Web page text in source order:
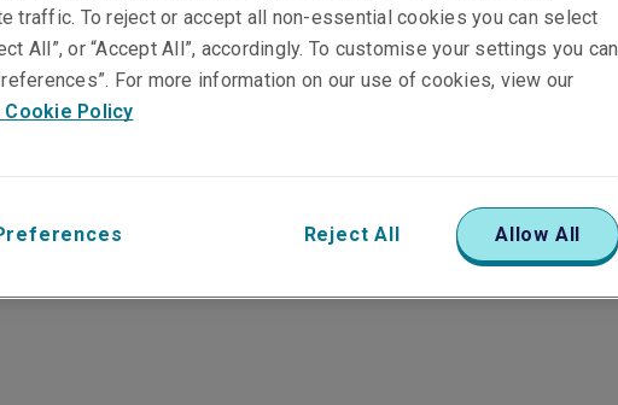
traffic. To reject or accept all non-essential cookies you can select
All”, or “Accept All”, accordingly. To customise your settings you can
For more information on our use of cookies, view our
Cookie Policy
Reject All Allow All